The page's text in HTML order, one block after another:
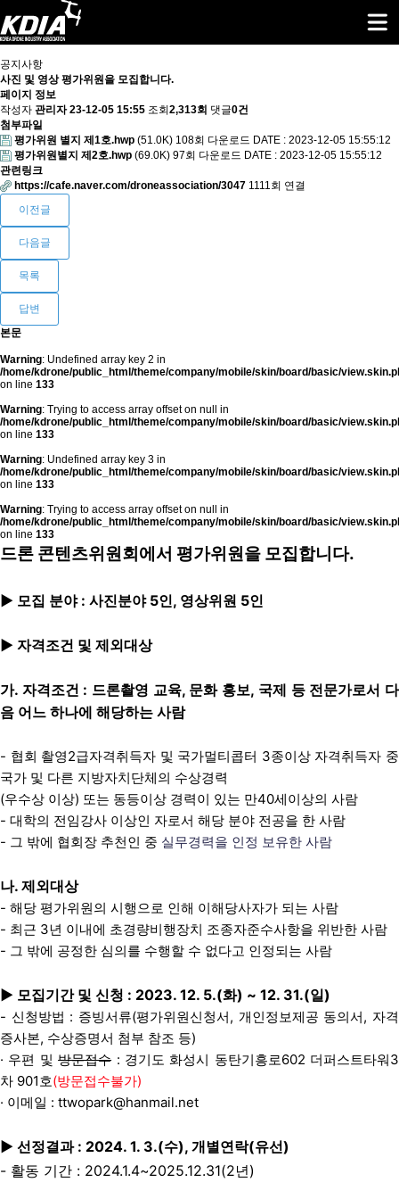
공지사항
사진 및 영상 평가위원을 모집합니다.
페이지 정보
작성자 관리자 23-12-05 15:55 조회 2,313회 댓글0건
첨부파일
평가위원 별지 제1호.hwp (51.0K) 108회 다운로드 DATE : 2023-12-05 15:55:12
평가위원별지 제2호.hwp (69.0K) 97회 다운로드 DATE : 2023-12-05 15:55:12
관련링크
https://cafe.naver.com/droneassociation/3047 1111회 연결
이전글
다음글
목록
답변
본문
Warning: Undefined array key 2 in
/home/kdrone/public_html/theme/company/mobile/skin/board/basic/
on line 133
Warning: Trying to access array offset on null in
/home/kdrone/public_html/theme/company/mobile/skin/board/basic/
on line 133
Warning: Undefined array key 3 in
/home/kdrone/public_html/theme/company/mobile/skin/board/basic/
on line 133
Warning: Trying to access array offset on null in
/home/kdrone/public_html/theme/company/mobile/skin/board/basic/
on line 133
드론 콘텐츠위원회에서 평가위원을 모집합니다.
▶ 모집 분야 : 사진분야 5인, 영상위원 5인
▶ 자격조건 및 제외대상
가. 자격조건 : 드론촬영 교육, 문화 홍보, 국제 등 전문가로서 다
음 어느 하나에 해당하는 사람
- 협회 촬영2급자격취득자 및 국가멀티콥터 3종이상 자격취득자 중
국가 및 다른 지방자치단체의 수상경력
(우수상 이상) 또는 동등이상 경력이 있는 만40세이상의 사람
- 대학의 전임강사 이상인 자로서 해당 분야 전공을 한 사람
- 그 밖에 협회장 추천인 중 실무경력을 인정 보유한 사람
나. 제외대상
- 해당 평가위원의 시행으로 인해 이해당사자가 되는 사람
- 최근 3년 이내에 초경량비행장치 조종자준수사항을 위반한 사람
- 그 밖에 공정한 심의를 수행할 수 없다고 인정되는 사람
▶ 모집기간 및 신청 : 2023. 12. 5.(화) ~ 12. 31.(일)
- 신청방법 : 증빙서류(평가위원신청서, 개인정보제공 동의서, 자격
증사본, 수상증명서 첨부 참조 등)
· 우편 및방문접수: 경기도 화성시 동탄기흥로602 더퍼스트타워3
차 901호(방문접수불가)
· 이메일 : ttwopark@hanmail.net
▶ 선정결과 : 2024. 1. 3.(수), 개별연락(유선)
- 활동 기간 : 2024.1.4~2025.12.31(2년)